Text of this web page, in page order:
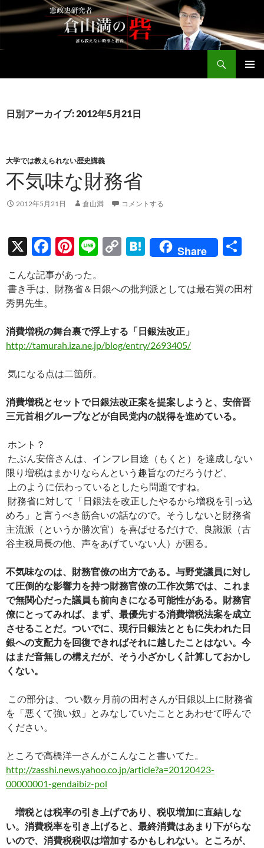
テ
ン
へ
ッ
日別アーカイブ: 2012年5月21日
大学では教えられない歴史講義
不気味な財務省
2012年5月21日 倉山満 コメントする
X
F
ac
e
o
o
Pi
nt
er
t
Li
e
C
p
Li
n
H
e
a
Share
こんな記事があった。
書き手は、財務省＆日銀への批判派としては最右翼の田村
秀男先生。
消費増税の舞台裏で浮上する「日銀法改正」
http://tamurah.iza.ne.jp/blog/entry/2693405/
気になる点は二箇所。
消費増税とセットで日銀法改正案を提案しようと、安倍晋
三元首相グループなどが自民党内の説得を進めている。
ホント？
たぶん安倍さんは、インフレ目途（もくと）を達成しない
限り増税はまかりならんという趣旨なのだろうけど、
上のように伝わっているとしたら問題ですね。
財務省に対して「日銀法を改正したやるから増税を引っ込
めろ」と言うべき筋合いの話なので。そうしないと財務省
主流派（というか勝次官）を喜ばせるだけで、良識派（古
谷主税局長の他、声をあげていない人）が困る。
不気味なのは、財務官僚の出方である。与野党議員に対し
て圧倒的な影響力を持つ財務官僚の工作次第では、これま
で無関心だった議員も前向きになる可能性がある。財務官
僚にとってみれば、まず、最優先する消費増税法案を成立
させることだ。ついでに、現行日銀法とともに失われた日
銀への支配力を回復できればそれに越したことはない。今
はまだ音無しの構えだが、そう小ざかしく計算しておかし
くない。
この部分は、つい数ヶ月前の田村さんが日銀以上に財務省
を「悪くて強い奴」とみなしていたこととあわせて呼んで
ください。
ところで高橋洋一さんがこんなこと書いてた。
http://zasshi.news.yahoo.co.jp/article?a=20120423-
00000001-gendaibiz-pol
増税とは税率の引き上げであり、税収増加に直結しな
い。消費税率を引き上げると、最終消費はあまり下がらな
いので、消費税税収は増加するかもしれない。ところが、